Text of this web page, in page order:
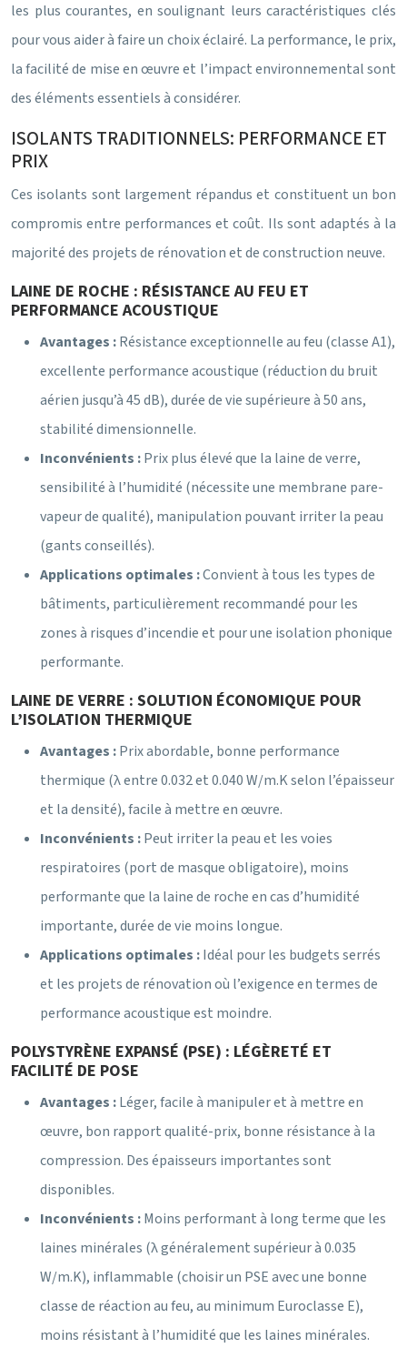
les plus courantes, en soulignant leurs caractéristiques clés
pour vous aider à faire un choix éclairé. La performance, le prix,
la facilité de mise en œuvre et l’impact environnemental sont
des éléments essentiels à considérer.
ISOLANTS TRADITIONNELS: PERFORMANCE ET
PRIX
Ces isolants sont largement répandus et constituent un bon
compromis entre performances et coût. Ils sont adaptés à la
majorité des projets de rénovation et de construction neuve.
LAINE DE ROCHE : RÉSISTANCE AU FEU ET
PERFORMANCE ACOUSTIQUE
Avantages :Résistance exceptionnelle au feu (classe A1),
excellente performance acoustique (réduction du bruit
aérien jusqu’à 45 dB), durée de vie supérieure à 50 ans,
stabilité dimensionnelle.
Inconvénients :Prix plus élevé que la laine de verre,
sensibilité à l’humidité (nécessite une membrane pare-
vapeur de qualité), manipulation pouvant irriter la peau
(gants conseillés).
Applications optimales :Convient à tous les types de
bâtiments, particulièrement recommandé pour les
zones à risques d’incendie et pour une isolation phonique
performante.
LAINE DE VERRE : SOLUTION ÉCONOMIQUE POUR
L’ISOLATION THERMIQUE
Avantages :Prix abordable, bonne performance
thermique (λ entre 0.032 et 0.040 W/m.K selon l’épaisseur
et la densité), facile à mettre en œuvre.
Inconvénients :Peut irriter la peau et les voies
respiratoires (port de masque obligatoire), moins
performante que la laine de roche en cas d’humidité
importante, durée de vie moins longue.
Applications optimales :Idéal pour les budgets serrés
et les projets de rénovation où l’exigence en termes de
performance acoustique est moindre.
POLYSTYRÈNE EXPANSÉ (PSE) : LÉGÈRETÉ ET
FACILITÉ DE POSE
Avantages :Léger, facile à manipuler et à mettre en
œuvre, bon rapport qualité-prix, bonne résistance à la
compression. Des épaisseurs importantes sont
disponibles.
Inconvénients :Moins performant à long terme que les
laines minérales (λ généralement supérieur à 0.035
W/m.K), inflammable (choisir un PSE avec une bonne
classe de réaction au feu, au minimum Euroclasse E),
moins résistant à l’humidité que les laines minérales.